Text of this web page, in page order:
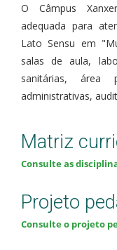
O Câmpus
adequada para
Lato Sensu em
salas de aula,
sanitárias, área
administrativas,
Matriz
Consulte as
Projeto
Consulte o projeto